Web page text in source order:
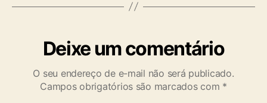
Deixe um comentário
O seu endereço de e-mail não será publicado.
Campos obrigatórios são marcados com *